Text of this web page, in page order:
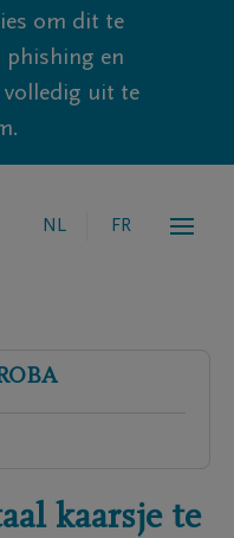
om dit te
phishing en
volledig uit te
NL FR
kaarsje te